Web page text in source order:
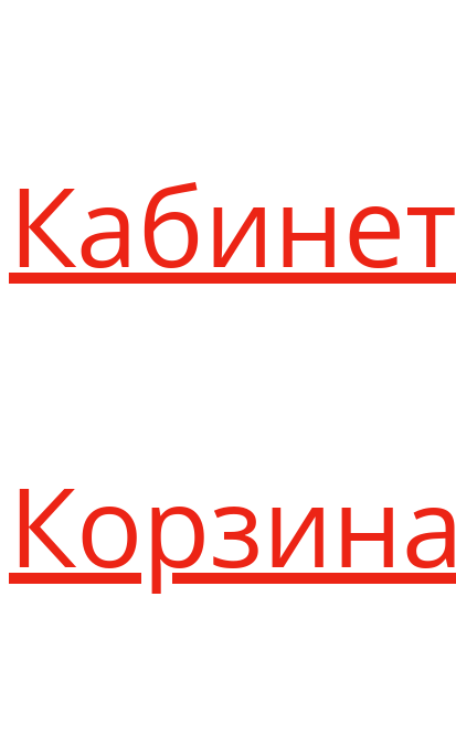
Кабинет
Корзина